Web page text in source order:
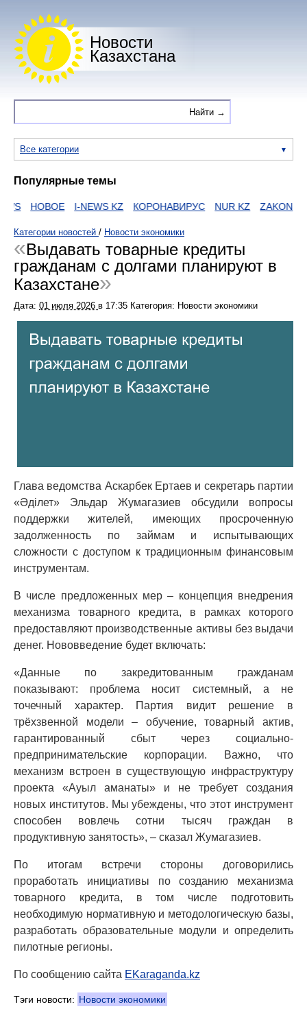
Новости
Казахстана
Все категории
Популярные темы
НОВОЕ I-NEWS KZ КОРОНАВИРУС NUR KZ ZAKON
Категории новостей / Новости экономики
Выдавать товарные кредиты
гражданам с долгами планируют в
Казахстане
Дата: 01 июля 2026 в 17:35 Категория: Новости экономики
Глава ведомства Аскарбек Ертаев и секретарь партии
«Әділет» Эльдар Жумагазиев обсудили вопросы
поддержки жителей, имеющих просроченную
задолженность по займам и испытывающих
сложности с доступом к традиционным финансовым
инструментам.
В числе предложенных мер – концепция внедрения
механизма товарного кредита, в рамках которого
предоставляют производственные активы без выдачи
денег. Нововведение будет включать:
«Данные по закредитованным гражданам
показывают: проблема носит системный, а не
точечный характер. Партия видит решение в
трёхзвенной модели – обучение, товарный актив,
гарантированный сбыт через социально-
предпринимательские корпорации. Важно, что
механизм встроен в существующую инфраструктуру
проекта «Ауыл аманаты» и не требует создания
новых институтов. Мы убеждены, что этот инструмент
способен вовлечь сотни тысяч граждан в
продуктивную занятость», – сказал Жумагазиев.
По итогам встречи стороны договорились
проработать инициативы по созданию механизма
товарного кредита, в том числе подготовить
необходимую нормативную и методологическую базы,
разработать образовательные модули и определить
пилотные регионы.
По сообщению сайта EKaraganda.kz
Тэги новости: Новости экономики